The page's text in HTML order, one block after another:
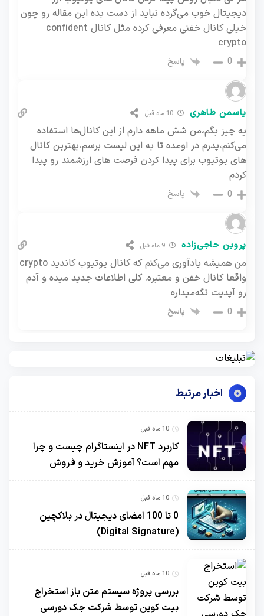
دیجیتال خوب می‌گرده نباید از دست بده این مقاله رو چون
خیلی کانال خفنی معرفی کرده مثل کانال confident
crypto
0 پاسخ
یاسمن طاهری
یه چیز بگم،من شش ماهه دارم از این کانال‌ها استفاده
می‌کنم،پدرم در اومده تا به این لیست برسم،بهترین کانال
های یوتیوب برای پیدا کردن فرصت های ارزشمند رو پیدا
کردم
0 پاسخ
پروین حاجی‌زاده
من همیشه یادآوری می‌کنم که کانال یوتیوب کاندید crypto
واقعا کانال خفن و معتبره. کلی اطلاعات جدید میده و آدم
رو آپدیت نگه‌میداره
0 پاسخ
اخبار مرتبط
10 ماه قبل
کاربرد NFT در اینستاگرام چیست و چرا
مهم است؟ آموزش خرید و فروش
10 ماه قبل
0 تا 100 امضای دیجیتال در بلاکچین
(Digital Signature)
10 ماه قبل
بررسی پروژه سیستم متن باز استخراج
بیت کوین توسط شرکت جک دورسی